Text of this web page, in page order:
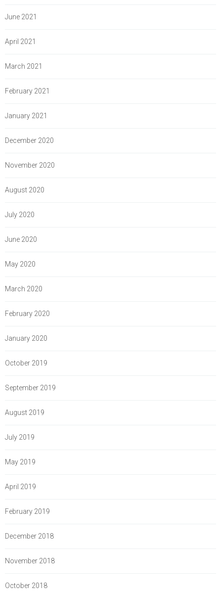
June 2021
April 2021
March 2021
February 2021
January 2021
December 2020
November 2020
August 2020
July 2020
June 2020
May 2020
March 2020
February 2020
January 2020
October 2019
September 2019
August 2019
July 2019
May 2019
April 2019
February 2019
December 2018
November 2018
October 2018